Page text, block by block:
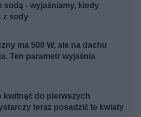
sodą - wyjaśniamy, kiedy
z sody
ma 500 W, ale na dachu
Ten parametr wyjaśnia
kwitnąć do pierwszych
teraz posadzić te kwiaty